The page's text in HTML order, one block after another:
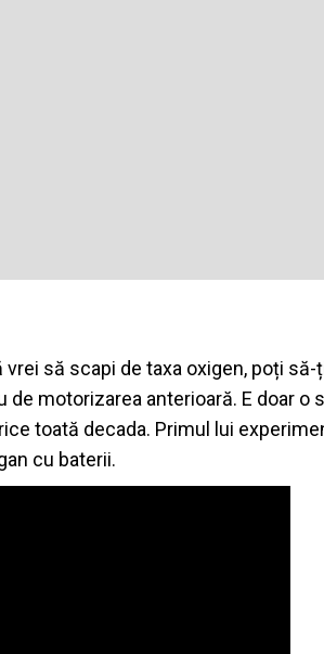
vrei să scapi de taxa oxigen, poți
de motorizarea anterioară. E doar o
toată decada. Primul lui
cu baterii.